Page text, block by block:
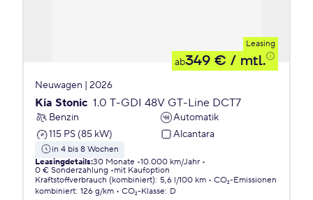
Leasing
ab349 € / mtl.
Neuwagen | 2026
Kia Stonic 1.0 T-GDI 48V GT-Line DCT7
Benzin
Automatik
115 PS (85 kW)
Alcantara
in 4 bis 8 Wochen
Leasingdetails:30 Monate 10.000 km/Jahr
0 € Sonderzahlung
mit Kaufoption
Kraftstoffverbrauch (kombiniert): 5,6 l/100 km
CO₂-Emissionen
kombiniert: 126 g/km CO₂-Klasse: D